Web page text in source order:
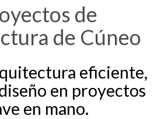
de
de Cúneo
eficiente,
en proyectos
en mano.